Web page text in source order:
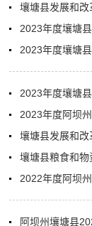
壤塘县发展和
2023年度壤塘
2023年度壤塘
2023年度壤塘
壤塘县发展和
壤塘县粮食和